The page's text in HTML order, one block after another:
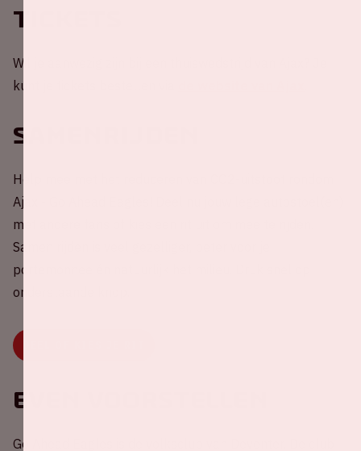
Tickets
Wil je aanwezig zijn bij een thuiswedstrijd van Ajax? Je
kunt je tickets bestellen via
Samenrijden
Help mee met het reduceren van CO2-uitstoot rondom
Ajax - Go Ahead Eagles! Deel nu jouw lege autostoel(en)
met andere fans of kies een rit uit om mee te rijden.
Samen rijden is veel gezelliger, beter voor je
portemonnee én natuurlijk het milieu. Druk snel op
onderstaande knop.
Even voorstellen
Go Ahead Eagles is de volksclub van Deventer. De club